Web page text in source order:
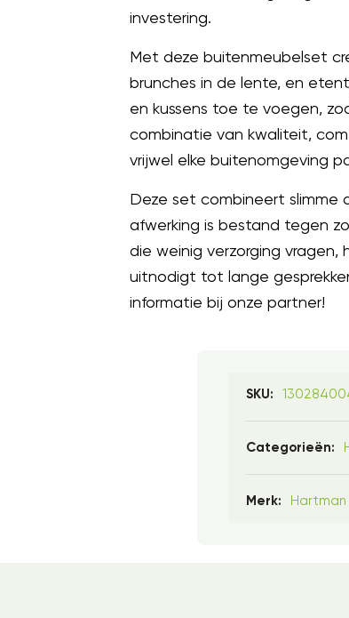
investering.
Met deze buitenmeubelset
brunches in de lente, en
en kussens toe te voegen,
combinatie van kwaliteit,
vrijwel elke buitenomgeving
Deze set combineert
afwerking is bestand tegen
die weinig verzorging
uitnodigt tot lange
informatie bij onze partner!
SKU:
Categorieën:
Merk: Hartman